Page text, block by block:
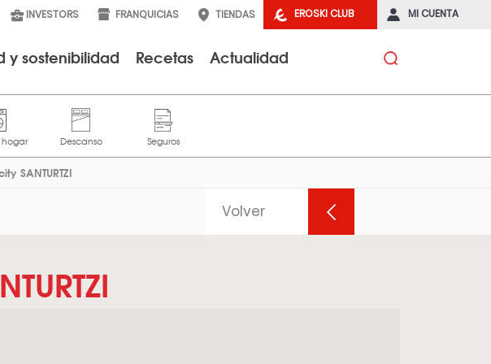
EROSKI CLUB MI CUENTA
INVESTORS FRANQUICIAS TIENDAS
y sostenibilidad Recetas Actualidad
SANTURTZI
Volver